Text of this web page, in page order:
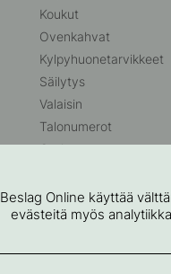
Koukut
Ovenkahvat
Kylpyhuonetarvikkeet
Säilytys
Valaisin
Talonumerot
Outlet
Beslag Online käyttää
evästeitä myös